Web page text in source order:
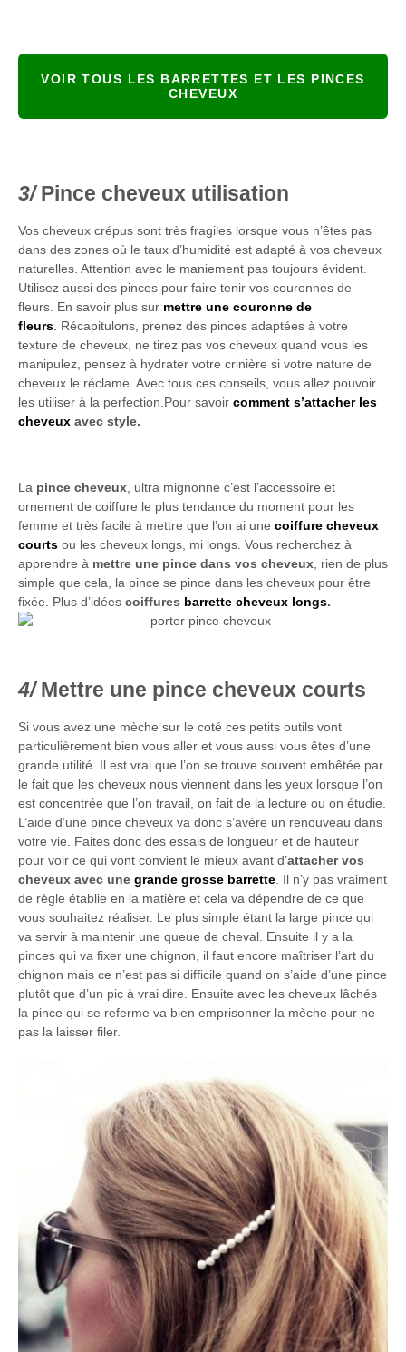
VOIR TOUS LES BARRETTES ET LES PINCES
CHEVEUX
Pince cheveux utilisation
Vos cheveux crépus sont très fragiles lorsque vous n’êtes pas
dans des zones où le taux d’humidité est adapté à vos cheveux
naturelles. Attention avec le maniement pas toujours évident.
Utilisez aussi des pinces pour faire tenir vos couronnes de
fleurs. En savoir plus sur mettre une couronne de
fleurs Récapitulons, prenez des pinces adaptées à votre
texture de cheveux, ne tirez pas vos cheveux quand vous les
manipulez, pensez à hydrater votre crinière si votre nature de
cheveux le réclame. Avec tous ces conseils, vous allez pouvoir
les utiliser à la perfection.Pour savoir comment s’attacher les
cheveux avec style.
La pince cheveux , ultra mignonne c’est l’accessoire et
ornement de coiffure le plus tendance du moment pour les
femme et très facile à mettre que l’on ai une coiffure cheveux
courts ou les cheveux longs, mi longs. Vous recherchez à
apprendre à mettre une pince dans vos cheveux , rien de plus
simple que cela, la pince se pince dans les cheveux pour être
fixée. Plus d’idées coiffures barrette cheveux longs.
Mettre une pince cheveux courts
Si vous avez une mèche sur le coté ces petits outils vont
particulièrement bien vous aller et vous aussi vous êtes d’une
grande utilité. Il est vrai que l’on se trouve souvent embêtée par
le fait que les cheveux nous viennent dans les yeux lorsque l’on
est concentrée que l’on travail, on fait de la lecture ou on étudie.
L’aide d’une pince cheveux va donc s’avère un renouveau dans
votre vie. Faites donc des essais de longueur et de hauteur
pour voir ce qui vont convient le mieux avant d’attacher vos
cheveux avec une grande grosse barrette . Il n’y pas vraiment
de règle établie en la matière et cela va dépendre de ce que
vous souhaitez réaliser. Le plus simple étant la large pince qui
va servir à maintenir une queue de cheval. Ensuite il y a la
pinces qui va fixer une chignon, il faut encore maîtriser l’art du
chignon mais ce n’est pas si difficile quand on s’aide d’une pince
plutôt que d’un pic à vrai dire. Ensuite avec les cheveux lâchés
la pince qui se referme va bien emprisonner la mèche pour ne
pas la laisser filer.